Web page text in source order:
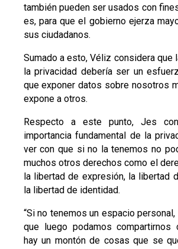
también pueden ser usados con
es, para que el gobierno ejerza
sus ciudadanos.
Sumado a esto, Véliz considera que
la privacidad debería ser un
que exponer datos sobre nosotros
expone a otros.
Respecto a este punto, Jes
importancia fundamental de la
ver con que si no la tenemos no
muchos otros derechos como el
la libertad de expresión, la libertad
la libertad de identidad.
“Si no tenemos un espacio
que luego podamos compartirnos
hay un montón de cosas que se